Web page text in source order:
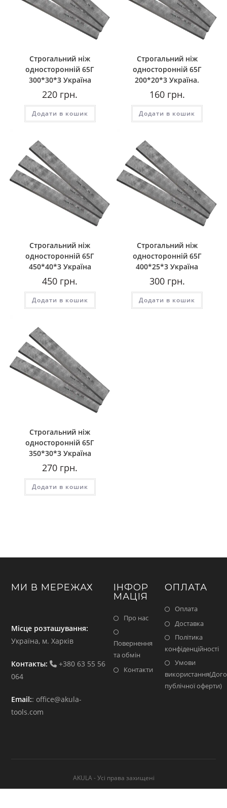
Строгальний ніж
односторонній 65Г
300*30*3 Україна
220 грн.
Додати в кошик
Строгальний ніж
односторонній 65Г
200*20*3 Україна.
160грн.
Додати в кошик
Строгальний ніж
односторонній 65Г
450*40*3 Україна
450 грн.
Додати в кошик
Строгальний ніж
односторонній 65Г
400*25*3 Україна
300грн.
Додати в кошик
Строгальний ніж
односторонній 65Г
350*30*3 Україна
270 грн.
Додати в кошик
МИ В МЕРЕЖАХ
Місце розташування:
Україна, м. Харків
Контакты:
+380 63 55 56
064
Email::office@akula-
tools.com
ІНФОР
МАЦІЯ
Про нас
Повернення
та обмін
Контакти
ОПЛАТА
Оплата
Доставка
Політика
конфіденційності
Умови
публічної оферти)
AKULA - Усі права захищені